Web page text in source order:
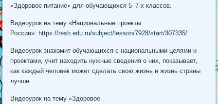
«Здоровое питание» для обучающихся 5–7-х классов.
Видеоурок на тему «Национальные проекты
России»: https://resh.edu.ru/subject/lesson/7928/start/307335/
Видеоурок знакомит обучающихся с национальными целями и
проектами, учит находить нужные сведения о них, показывает,
как каждый человек может сделать свою жизнь и жизнь страны
лучше.
Видеоурок на тему «Здоровое